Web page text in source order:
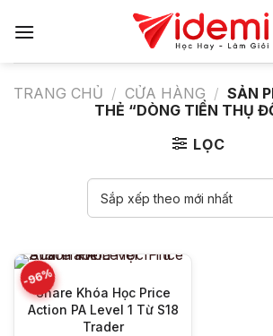
qua
TRANG CHỦ / CỬA HÀNG / SẢN
THẺ “DÒNG TIỀN THỤ
LỌC
-96%
Share Khóa Học Price
Action PA Level 1 Từ S18
Trader